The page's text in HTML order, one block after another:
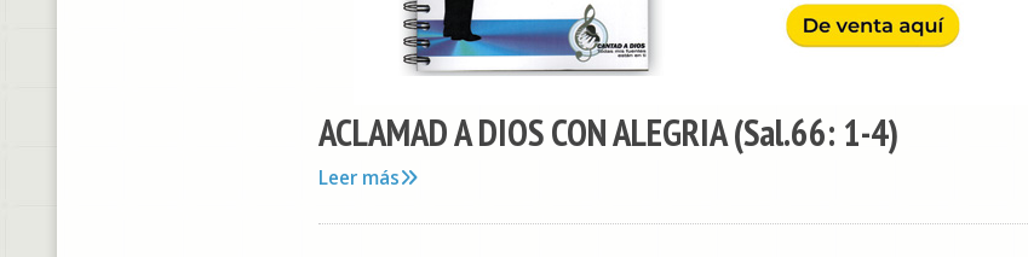
ACLAMAD A DIOS CON ALEGRIA (Sal.66: 1-4)
Leer más